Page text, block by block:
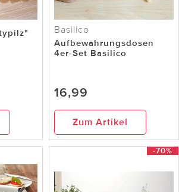
Basilico
Aufbewahrungsdosen
4er-Set Basilico
16,99
Zum Artikel
-70%